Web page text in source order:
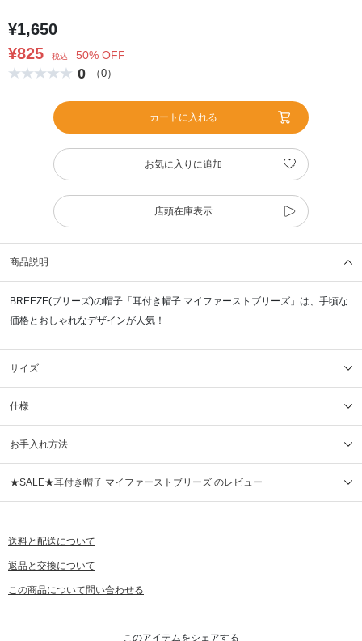
¥1,650
¥825
税込 50% OFF
0 （0）
カートに入れる
お気に入りに追加
店頭在庫表示
商品説明
BREEZE(ブリーズ)の帽子「耳付き帽子 マイファーストブリーズ」は、手頃な
価格とおしゃれなデザインが人気！
サイズ
仕様
お手入れ方法
★SALE★耳付き帽子 マイファーストブリーズ のレビュー
送料と配送について
返品と交換について
この商品について問い合わせる
このアイテムをシェアする